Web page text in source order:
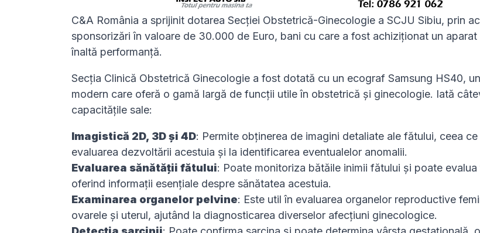
C&A România a sprijinit dotarea Secției Obstetrică-Ginecologie a SCJU Sibiu, prin
sponsorizări în valoare de 30.000 de Euro, bani cu care a fost achiziționat un
înaltă performanță.
Secția Clinică Obstetrică Ginecologie a fost dotată cu un ecograf Samsung HS40,
modern care oferă o gamă largă de funcții utile în obstetrică și ginecologie. Iată
capacitățile sale:
Imagistică 2D, 3D și 4D: Permite obținerea de imagini detaliate ale fătului, ceea ce
evaluarea dezvoltării acestuia și la identificarea eventualelor anomalii.
Evaluarea sănătății fătului: Poate monitoriza bătăile inimii fătului și poate evalua
oferind informații esențiale despre sănătatea acestuia.
Examinarea organelor pelvine: Este util în evaluarea organelor reproductive
ovarele și uterul, ajutând la diagnosticarea diverselor afecțiuni ginecologice.